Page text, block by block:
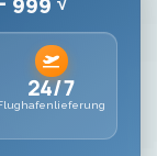
24/7
Flughafenlieferung